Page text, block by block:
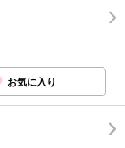
お気に入り